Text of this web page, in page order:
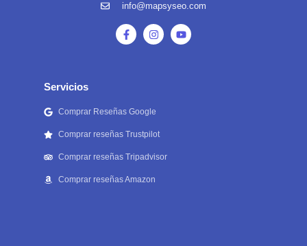
info@mapsyseo.com
Servicios
Comprar Reseñas Google
Comprar reseñas Trustpilot
Comprar reseñas Tripadvisor
Comprar reseñas Amazon